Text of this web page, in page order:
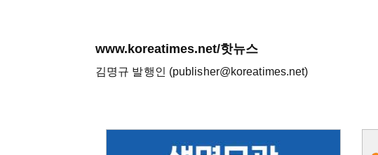
www.koreatimes.net/핫뉴스
김명규 발행인 (publisher@koreatimes.net)